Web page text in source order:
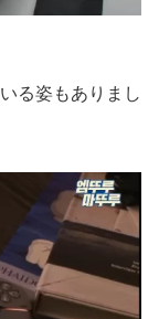
る姿もありまし